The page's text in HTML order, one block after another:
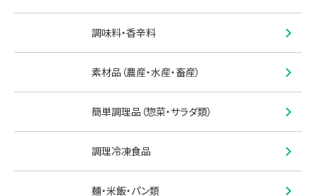
調味料・香辛料
素材品（農産・水産・畜産）
簡単調理品（惣菜・サラダ類）
調理冷凍食品
麺・米飯・パン類